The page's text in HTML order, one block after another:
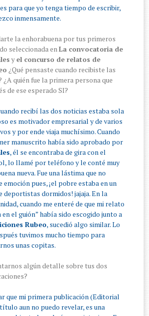
para que yo tenga tiempo de escribir,
inmensamente.
la enhorabuena por tus primeros
seleccionada enLa convocatoria de
y el concurso de relatos de
¿Qué pensaste cuando recibiste las
¿A quién fue la primera persona que
de ese esperado SI?
recibí las dos noticias estaba sola
es motivador empresarial y de varios
y por ende viaja muchísimo. Cuando
manuscrito había sido aprobado por
, él se encontraba de gira con el
lo llamé por teléfono y le conté muy
nueva. Fue una lástima que no
pues, ¡el pobre estaba en un
deportistas dormidos! jajaja. En la
cuando me enteré de que mi relato
el guión” había sido escogido junto a
Rubeo, sucedió algo similar. Lo
tuvimos mucho tiempo para
unas copitas.
algún detalle sobre tus dos
que mi primera publicación (Editorial
aun no puedo revelar, es una